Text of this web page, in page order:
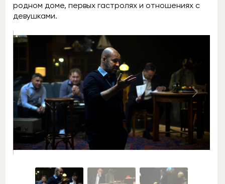
родном доме, первых гастролях и отношениях с
девушками.